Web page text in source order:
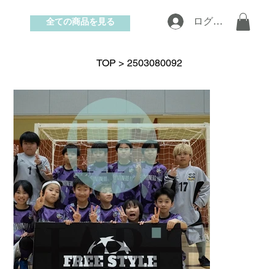
お問い合わせ
ログイン
全ての商品を見る
TOP > 2503080092